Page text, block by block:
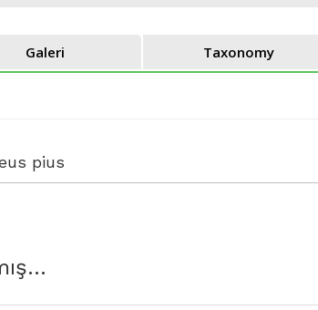
Galeri Taxonomy
pius